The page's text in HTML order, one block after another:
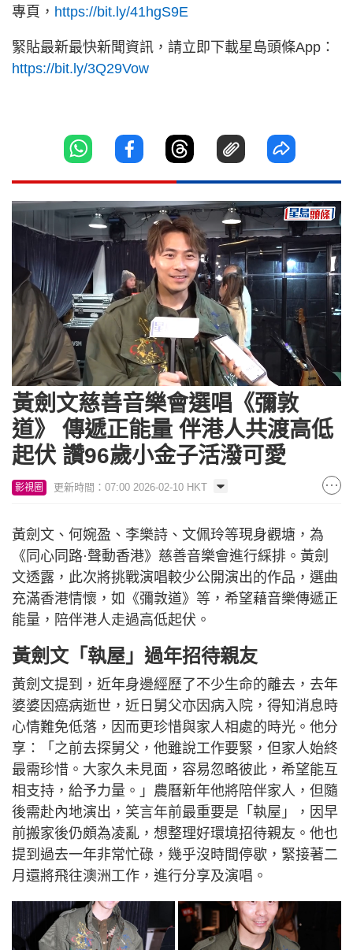
專頁， https://bit.ly/41hgS9E
緊貼最新最快新聞資訊，請立即下載星島頭條App：
https://bit.ly/3Q29Vow
Unmute Loaded:
8.77%
黃劍文慈善音樂會選唱《彌敦
道》 傳遞正能量 伴港人共渡高低
起伏 讚96歲小金子活潑可愛
影視圈 更新時間：07:00 2026-02-10 HKT
黃劍文、何婉盈、李樂詩、文佩玲等現身觀塘，為
《同心同路·聲動香港》慈善音樂會進行綵排。黃劍
文透露，此次將挑戰演唱較少公開演出的作品，選曲
充滿香港情懷，如《彌敦道》等，希望藉音樂傳遞正
能量，陪伴港人走過高低起伏。
黃劍文「執屋」過年招待親友
黃劍文提到，近年身邊經歷了不少生命的離去，去年
婆婆因癌病逝世，近日舅父亦因病入院，得知消息時
心情難免低落，因而更珍惜與家人相處的時光。他分
享：「之前去探舅父，他雖說工作要緊，但家人始終
最需珍惜。大家久未見面，容易忽略彼此，希望能互
相支持，給予力量。」農曆新年他將陪伴家人，但隨
後需赴內地演出，笑言年前最重要是「執屋」，因早
前搬家後仍頗為凌亂，想整理好環境招待親友。他也
提到過去一年非常忙碌，幾乎沒時間停歇，緊接著二
月還將飛往澳洲工作，進行分享及演唱。